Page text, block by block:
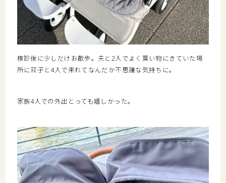
検診後に少しだけお散歩。 夫と2人でよく買い物にきていた場
所に双子と4人で来れてなんだか不思議な気持ちに。
家族4人での外出とっても嬉しかった。